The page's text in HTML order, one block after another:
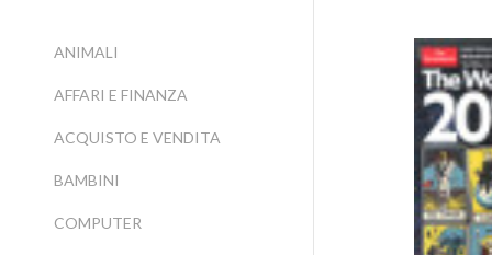
ANIMALI
AFFARI E FINANZA
ACQUISTO E VENDITA
BAMBINI
COMPUTER